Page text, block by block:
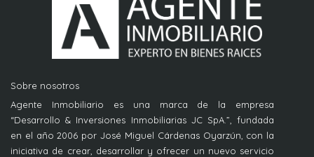
Sobre nosotros
Agente Inmobiliario es una marca de la empresa
“Desarrollo & Inversiones Inmobiliarias JC SpA.”, fundada
en el año 2006 por José Miguel Cárdenas Oyarzún, con la
iniciativa de crear, desarrollar y ofrecer un nuevo servicio